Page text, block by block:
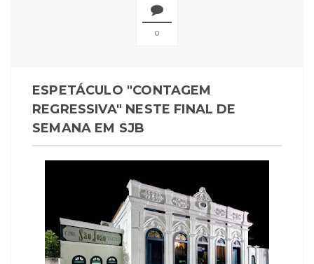
0
ESPETÁCULO "CONTAGEM
REGRESSIVA" NESTE FINAL DE
SEMANA EM SJB